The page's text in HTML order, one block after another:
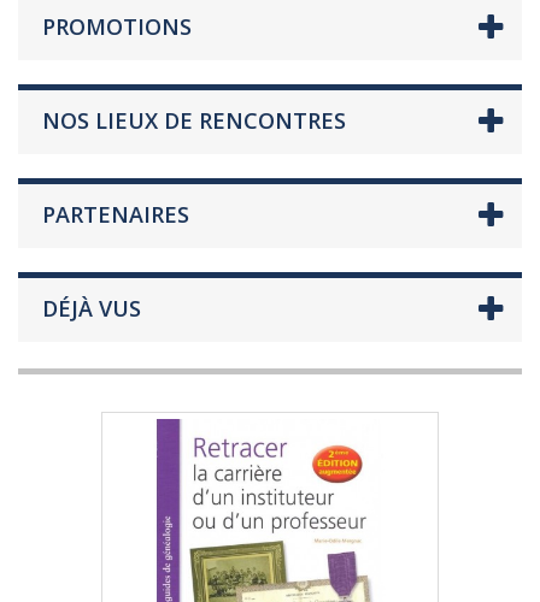
PROMOTIONS
NOS LIEUX DE RENCONTRES
PARTENAIRES
DÉJÀ VUS